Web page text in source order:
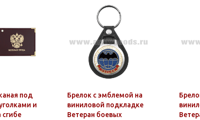
под
и
сгибе
Брелок с эмблемой на
виниловой подкладке
Ветеран боевых